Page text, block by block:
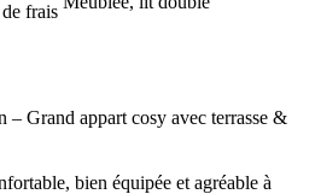
frais
– Grand appart cosy avec terrasse &
bien équipée et agréable à